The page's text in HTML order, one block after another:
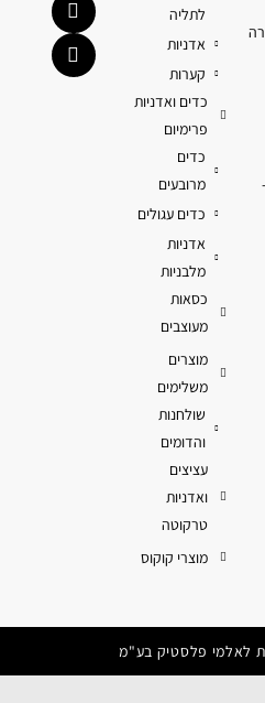
לתליה
אדניות
קערות
כדים ואדניות
פרימיום
כדים
מרובעים
כדים עגולים
אדניות
מלבניות
כסאות
מעוצבים
מוצרים
משלימים
שולחנות
והדומים
עציצים
ואדניות
טרקוטה
מוצרי קוקוס
לאלמי פלסטיק בע"מ